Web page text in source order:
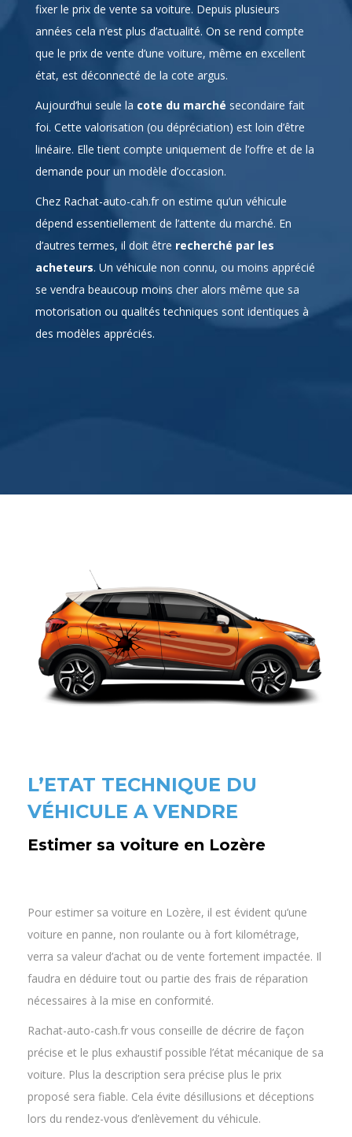
que le prix de vente d’une voiture, même en excellent
état, est déconnecté de la cote argus.
Aujourd’hui seule la cote du marchésecondaire fait
foi. Cette valorisation (ou dépréciation) est loin d’être
linéaire. Elle tient compte uniquement de l’offre et de la
demande pour un modèle d’occasion.
Chez Rachat-auto-cah.fr on estime qu’un véhicule
dépend essentiellement de l’attente du marché. En
d’autres termes, il doit être recherché par les
acheteurs. Un véhicule non connu, ou moins apprécié
se vendra beaucoup moins cher alors même que sa
motorisation ou qualités techniques sont identiques à
des modèles appréciés.
Estimer sa voiture en Lozère
verra sa valeur d’achat ou de vente fortement impactée. Il
faudra en déduire tout ou partie des frais de réparation
nécessaires à la mise en conformité.
Rachat-auto-cash.fr vous conseille de décrire de façon
précise et le plus exhaustif possible l’état mécanique de sa
voiture. Plus la description sera précise plus le prix
proposé sera fiable. Cela évite désillusions et déceptions
lors du rendez-vous d’enlèvement du véhicule.
Rachat-auto-cash.fr, en tant que professionnel de
l’automobile peut acheter une voiture non roulante sans